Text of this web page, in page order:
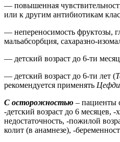
— повышенная
или к другим антибиотикам
— непереносимость фруктозы,
мальабсорбция, сахаразно-
— детский возраст до 6-ти
— детский возраст до 6-ти лет (
рекомендуется применять
С осторожностью – пациенты
-детский возраст до 6 месяцев, -
недостаточность, -пожилой
колит (в анамнезе), -